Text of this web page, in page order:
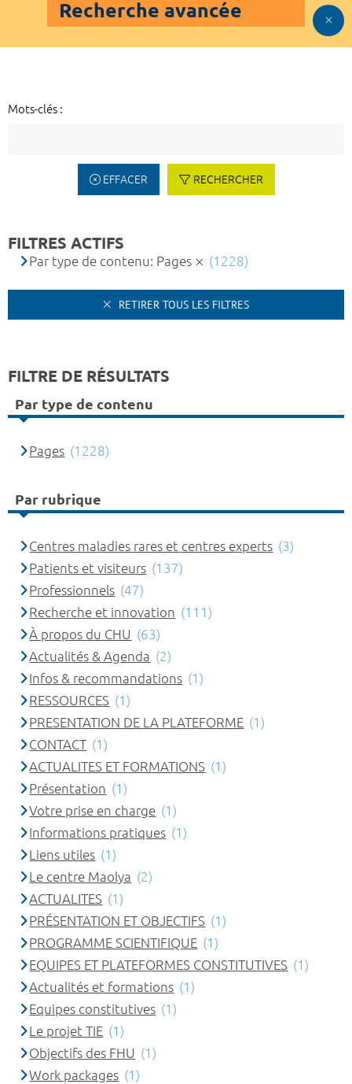
Recherche avancée
Mots-clés :
EFFACER RECHERCHER
FILTRES ACTIFS
Par type de contenu: Pages (1228)
RETIRER TOUS LES FILTRES
FILTRE DE RÉSULTATS
Par type de contenu
Pages (1228)
Par rubrique
Centres maladies rares et centres experts (3)
Patients et visiteurs (137)
Professionnels (47)
Recherche et innovation (111)
À propos du CHU (63)
Actualités & Agenda (2)
Infos & recommandations (1)
RESSOURCES (1)
PRESENTATION DE LA PLATEFORME (1)
CONTACT (1)
ACTUALITES ET FORMATIONS (1)
Présentation (1)
Votre prise en charge (1)
Informations pratiques (1)
Liens utiles (1)
Le centre Maolya (2)
ACTUALITES (1)
PRÉSENTATION ET OBJECTIFS (1)
PROGRAMME SCIENTIFIQUE (1)
EQUIPES ET PLATEFORMES CONSTITUTIVES (1)
Actualités et formations (1)
Equipes constitutives (1)
Le projet TIE (1)
Objectifs des FHU (1)
Work packages (1)